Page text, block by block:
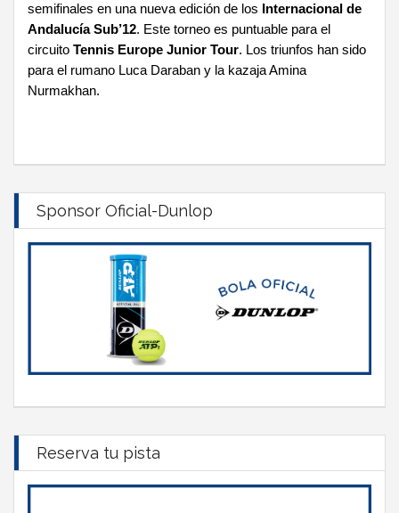
semifinales en una nueva edición de los
Internacional de
Andalucía Sub’12. Este torneo es puntuable para el
circuito Tennis Europe Junior Tour. Los triunfos han sido
para el rumano Luca Daraban y la kazaja Amina
Nurmakhan.
Sponsor Oficial-Dunlop
Reserva tu pista